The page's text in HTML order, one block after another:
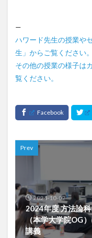
—
ハワード先生の授業や
生」からご覧ください。
その他の授業の様子は
覧ください。
Prev
2024-10-02
2024年度 方法論
（本学大学院OG
講義